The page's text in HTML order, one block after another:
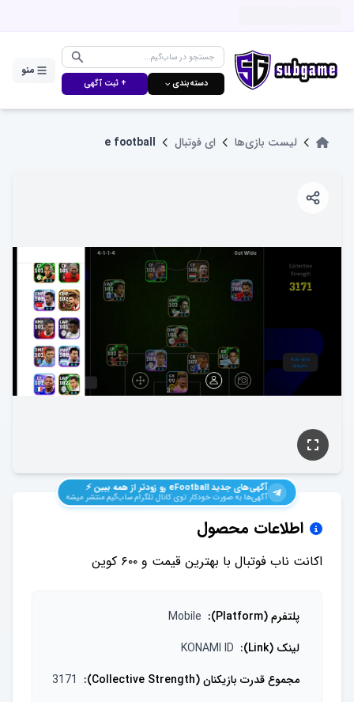
دسته‌بندی ⌵ + ثبت آگهی
منو
لیست بازی‌ها ای فوتبال e football
آگهی‌های جدیدeFootball رو زودتر از همه ببین ⚡️
آگهی‌ها به صورت خودکار توی کانال تلگرام ساب‌گیم منتشر میشه
اطلاعات محصول
اکانت ناب فوتبال با بهترین قیمت و ۶۰۰ کوین
پلتفرم (Platform) :
Mobile
لینک (Link)
:
KONAMI ID
مجموع قدرت بازیکنان (Collective Strength)
:
3171